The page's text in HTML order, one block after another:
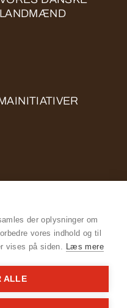
LANDMÆND
POULTRY
der oplysninger om
vores indhold og til
vises på siden. Læs mere
ALLE